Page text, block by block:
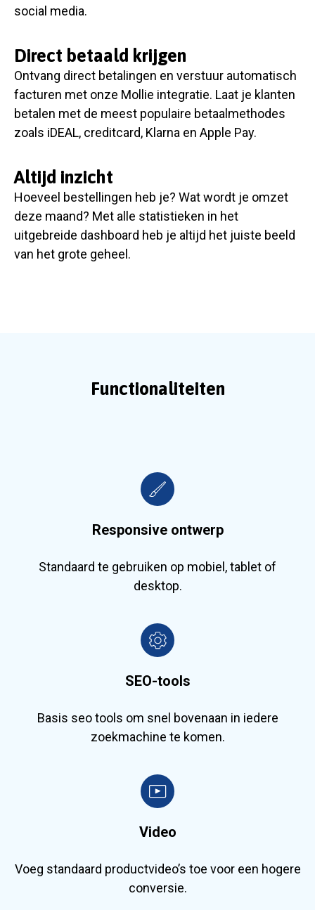
social media.
Direct betaald krijgen
Ontvang direct betalingen en verstuur automatisch
facturen met onze Mollie integratie. Laat je klanten
betalen met de meest populaire betaalmethodes
zoals iDEAL, creditcard, Klarna en Apple Pay.
Altijd inzicht
Hoeveel bestellingen heb je? Wat wordt je omzet
deze maand? Met alle statistieken in het
uitgebreide dashboard heb je altijd het juiste beeld
van het grote geheel.
Functionaliteiten
Responsive ontwerp
Standaard te gebruiken op mobiel, tablet of
desktop.
SEO-tools
Basis seo tools om snel bovenaan in iedere
zoekmachine te komen.
Video
Voeg standaard productvideo’s toe voor een hogere
conversie.